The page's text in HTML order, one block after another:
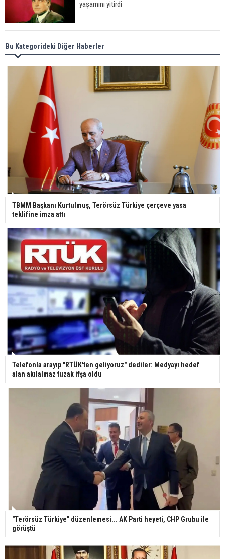
yaşamını yitirdi
Meral Akşener ile Müsavat Dervişoğlu cenazede
görüntülendi
29 Mayıs okullar tatil mi?
Bilim kurgu gerçekleşiyor... Dondurulmuş
insanları hayata döndürecek keşif
Ünlü türkücü Mahmut Tuncer estetik operasyon
geçirdi: Son hali gündem oldu
Yerli turist 229,7 milyar lira seyahat harcaması
yaptı
Gazze'deki Sağlık Bakanlığı duyurdu: Vahşetin
pençesinde 2 salgın vaka tespit edildi
Bu Kategorideki Diğer Haberler
TBMM Başkanı Kurtulmuş, Terörsüz Türkiye çerçeve yasa
teklifine imza attı
Telefonla arayıp "RTÜK'ten geliyoruz" dediler: Medyayı hedef
alan akılalmaz tuzak ifşa oldu
"Terörsüz Türkiye" düzenlemesi... AK Parti heyeti, CHP Grubu ile
görüştü